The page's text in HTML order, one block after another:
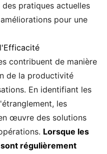
pratiques actuelles
pour une
contribuent de manière
de la productivité
En identifiant les
les
œuvre des solutions
Lorsque les
régulièrement